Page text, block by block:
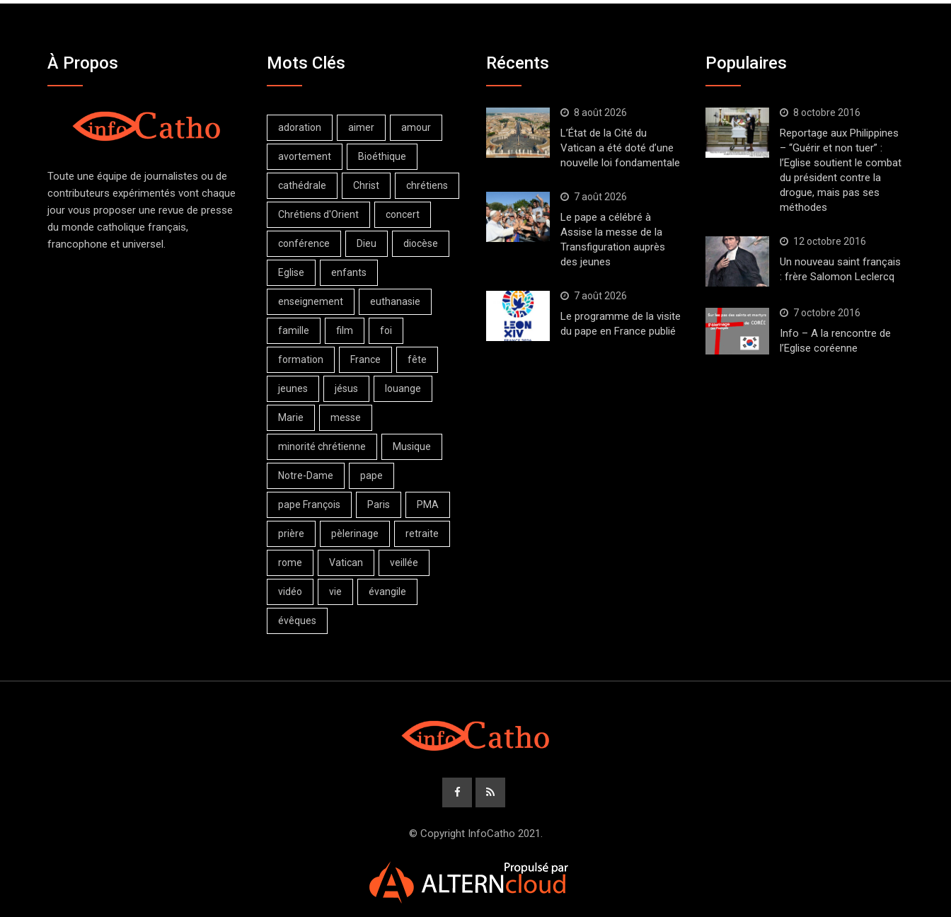
À Propos
Toute une équipe de journalistes ou de
contributeurs expérimentés vont chaque
jour vous proposer une revue de presse
du monde catholique français,
francophone et universel.
Mots Clés
adoration aimer amour
avortement Bioéthique
cathédrale Christ chrétiens
Chrétiens d'Orient concert
conférence Dieu diocèse
Eglise enfants
enseignement euthanasie
famille film foi
formation France fête
jeunes jésus louange
Marie messe
minorité chrétienne Musique
Notre-Dame pape
pape François Paris PMA
prière pèlerinage retraite
rome Vatican veillée
vidéo vie évangile
évêques
Récents
8 août 2026
L’État de la Cité du
Vatican a été doté d’une
nouvelle loi fondamentale
7 août 2026
Le pape a célébré à
Assise la messe de la
Transfiguration auprès
des jeunes
7 août 2026
Le programme de la visite
du pape en France publié
Populaires
8 octobre 2016
Reportage aux Philippines
– “Guérir et non tuer” :
l’Eglise soutient le combat
du président contre la
drogue, mais pas ses
méthodes
12 octobre 2016
Un nouveau saint français
: frère Salomon Leclercq
7 octobre 2016
Info – A la rencontre de
l’Eglise coréenne
© Copyright InfoCatho 2021.